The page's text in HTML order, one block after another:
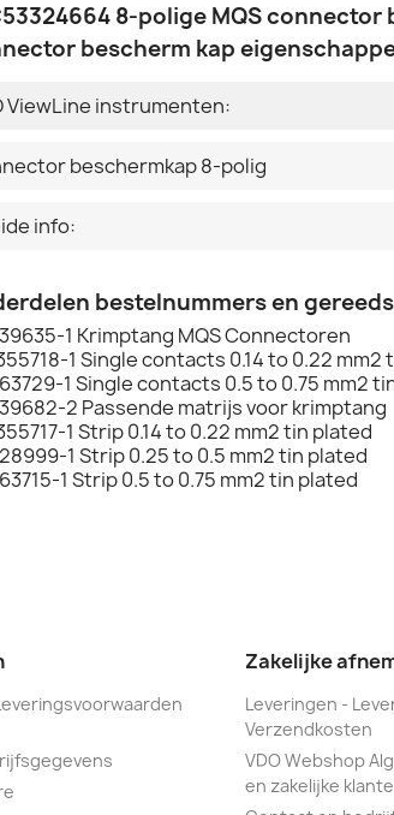
8-polige MQS
bescherm kap
ViewLine instrumenten:
beschermkap 8-polig
info:
bestelnummers en
1 Krimptang MQS Connectoren
1 Single contacts 0.14 to 0.22 mm2
1 Single contacts 0.5 to 0.75 mm2
2 Passende matrijs voor krimptang
1 Strip 0.14 to 0.22 mm2 tin plated
1 Strip 0.25 to 0.5 mm2 tin plated
1 Strip 0.5 to 0.75 mm2 tin plated
Zakelijke
Leveringen -
Verzendkosten
VDO Webshop
en zakelijke